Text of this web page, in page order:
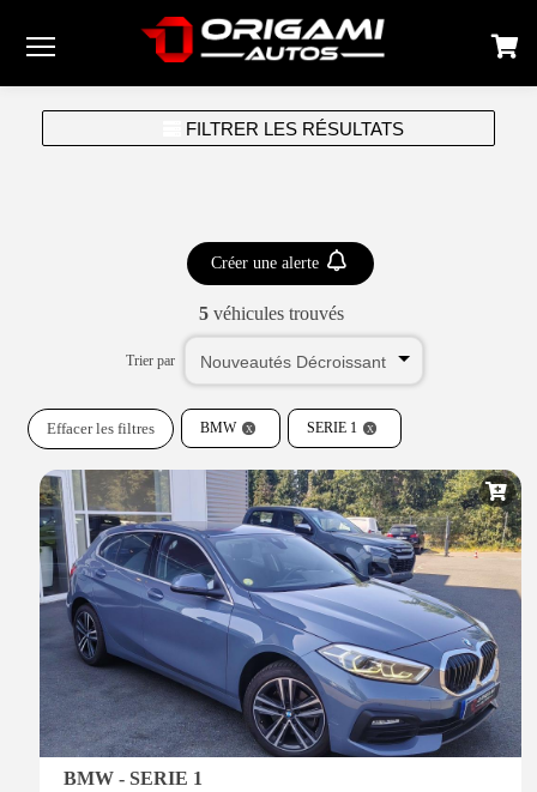
FILTRER LES RÉSULTATS
5véhicules trouvés
Créer une alerte
Trier par
BMW
Effacer les filtres SERIE 1
BMW - SERIE 1